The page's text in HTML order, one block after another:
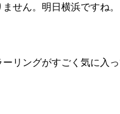
せん。明日横浜ですね
リングがすごく気に入